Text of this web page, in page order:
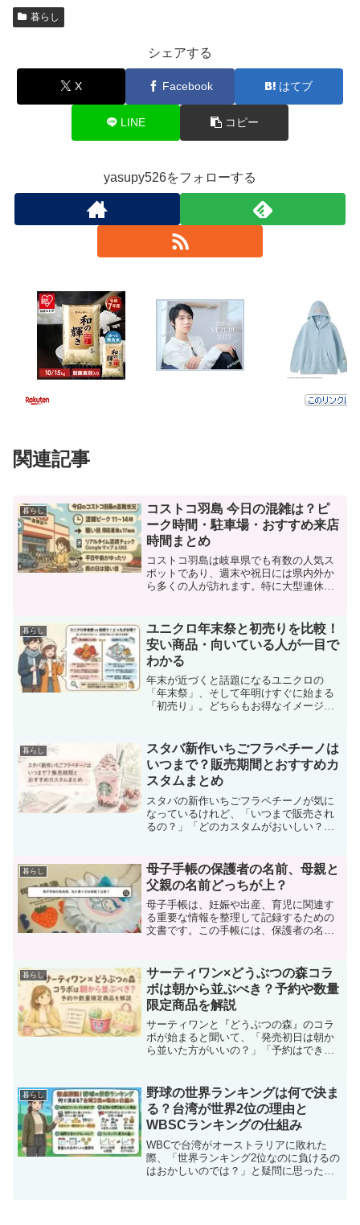
暮らし
シェアする
X Facebook はてブ
LINE コピー
yasupy526をフォローする
関連記事
暮らし
コストコ羽島 今日の混雑は？ピ
ーク時間・駐車場・おすすめ来店
時間まとめ
コストコ羽島は岐阜県でも有数の人気ス
ポットであり、週末や祝日には県内外か
ら多くの人が訪れます。特に大型連休や
で長蛇の列ができることも少なくありま
せん。快適に買い物するに...
暮らし
ユニクロ年末祭と初売りを比較！
安い商品・向いている人が一目で
わかる
年末が近づくと話題になるユニクロの
「年末祭」、そして年明けすぐに始まる
「初売り」。どちらもお得なイメージは
てしまう方は少なくありません。セール
名だけで判断してしまうと、...
暮らし
スタバ新作いちごフラペチーノは
いつまで？販売期間とおすすめカ
スタムまとめ
スタバの新作いちごフラペチーノが気に
なっているけれど、「いつまで販売され
るの？」「どのカスタムがおいしい？」
は売り切れが早いことも多く、気づいた
頃には終了していたという...
暮らし
母子手帳の保護者の名前、母親と
父親の名前どっちが上？
母子手帳は、妊娠や出産、育児に関連す
る重要な情報を整理して記録するための
文書です。この手帳には、保護者の名前
問を持つ方が多いです。本記事では、母
子手帳での保護者の名前の...
暮らし
サーティワン×どうぶつの森コラ
ボは朝から並ぶべき？予約や数量
限定商品を解説
サーティワンと『どうぶつの森』のコラ
ボが始まると聞いて、「発売初日は朝か
ら並いた方がいいの？」「予約はでき
いのではないでしょうか。人気コラボは
店舗によって売り切れのタイ...
暮らし
野球の世界ランキングは何で決ま
る？台湾が世界2位の理由と
WBSCランキングの仕組み
WBCで台湾がオーストラリアに敗れた
際、「世界ランキング2位なのに負けるの
はおかしいのでは？」と疑問に思った人